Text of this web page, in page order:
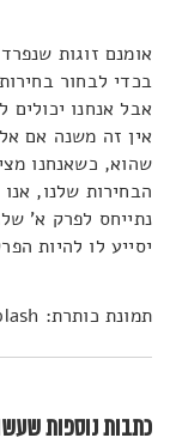
אומנם זוגות
בכדי לבחור
אבל אנחנו
אין זה משנה אם
שהוא, כשאנחנו
הבחירות שלנו, אנו
נתייחס לפרק א'
יסייע לו להיות
תמונת כותרת: Elizabeth Tsung on Unsplash
כתבות נוספות